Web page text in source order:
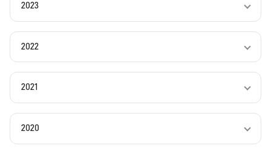
2023
2022
2021
2020